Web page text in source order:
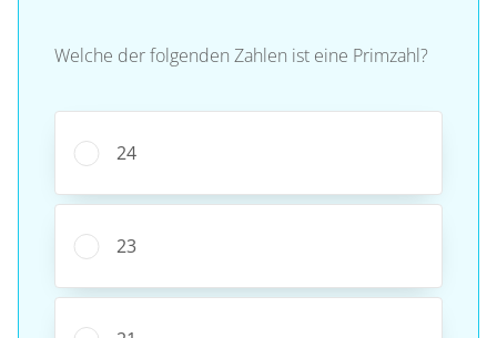
Welche der folgenden Zahlen ist eine Primzahl?
24
23